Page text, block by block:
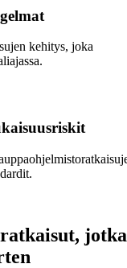
kehitys, joka
jotka